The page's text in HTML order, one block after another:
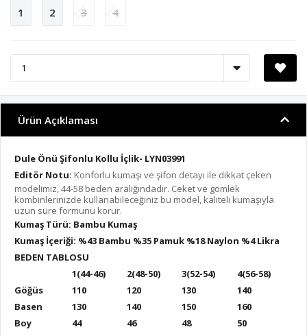
1 2 3 4
Ürün Açıklaması
Dule Önü Şifonlu Kollu İçlik- LYN03991
Editör Notu: Konforlu kumaşı ve şifon detayı ile dikkat çeken
modelimiz, 44-58 beden aralığındadır. Ceket ve gömlek
kombinlerinizde kullanabileceğiniz bu model, kaliteli kumaşıyla
uzun süre formunu korur.
Kumaş Türü: Bambu Kumaş
Kumaş İçeriği: %43 Bambu %35 Pamuk %18 Naylon %4 Likra
BEDEN TABLOSU
1(44-46)
2(48-50) 3(52-54)
4(56-58)
Göğüs
110 120 130
140
Basen
130 140 150
160
Boy
44 46 48 50